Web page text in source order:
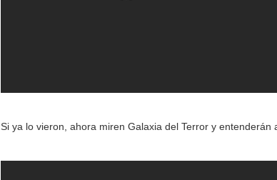
Si ya lo vieron, ahora miren Galaxia del Terror y